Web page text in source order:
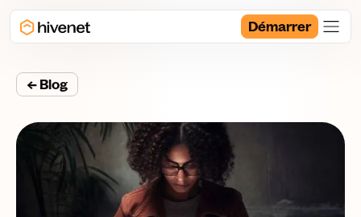
Démarrer
← Blog